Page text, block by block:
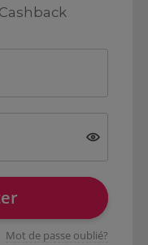
Mot de passe oublié?